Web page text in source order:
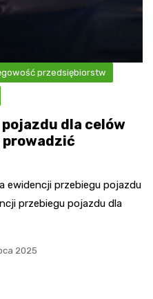
przedsiębiorstw
dla celów
prowadzić
ewidencji przebiegu pojazdu
przebiegu pojazdu dla
2025